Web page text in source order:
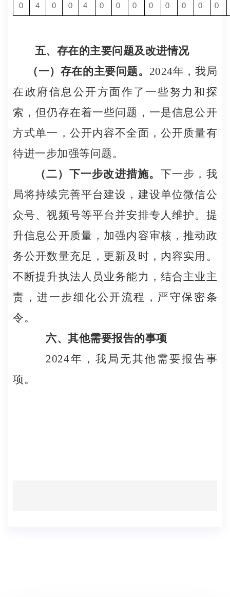
0 4 0 0 4 0 0 0 0 0 0 0 0
五、存在的主要问题及改进情况
（一）存在的主要问题。 2024年，我局
在政府信息公开方面作了一些努力和探
索，但仍存在着一些问题，一是信息公开
方式单一，公开内容不全面，公开质量有
待进一步加强等问题。
（二）下一步改进措施。 下一步，我
局将持续完善平台建设，建设单位微信公
众号、视频号等平台并安排专人维护。提
升信息公开质量，加强内容审核，推动政
务公开数量充足，更新及时，内容实用。
不断提升执法人员业务能力，结合主业主
责，进一步细化公开流程，严守保密条
令。
六、其他需要报告的事项
2024年，我局无其他需要报告事
项。